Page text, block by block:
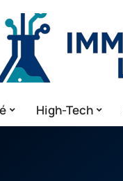
High-Tech